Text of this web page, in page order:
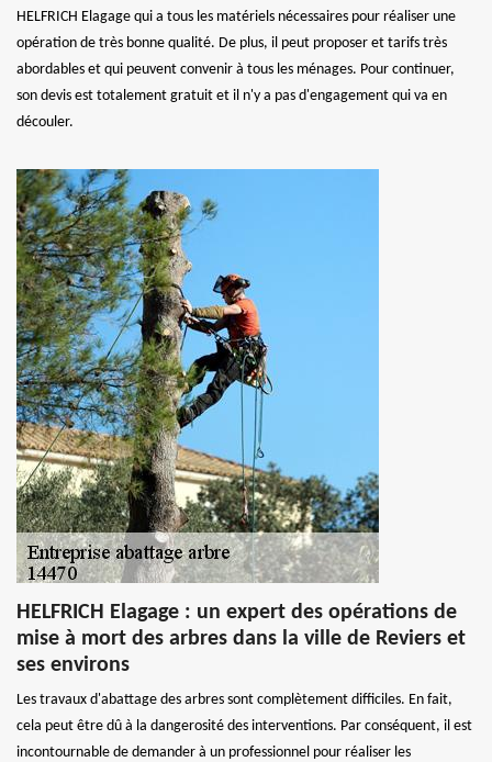
HELFRICH Elagage qui a tous les matériels nécessaires pour réaliser une
opération de très bonne qualité. De plus, il peut proposer et tarifs très
abordables et qui peuvent convenir à tous les ménages. Pour continuer,
son devis est totalement gratuit et il n'y a pas d'engagement qui va en
découler.
HELFRICH Elagage : un expert des opérations de
mise à mort des arbres dans la ville de Reviers et
ses environs
Les travaux d'abattage des arbres sont complètement difficiles. En fait,
cela peut être dû à la dangerosité des interventions. Par conséquent, il est
incontournable de demander à un professionnel pour réaliser les